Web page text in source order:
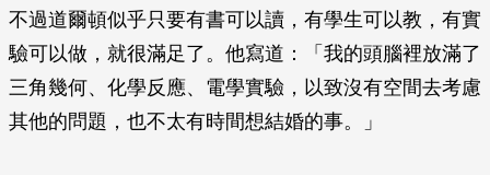
不過道爾頓似乎只要有書可以讀，有學生可以教，有實
驗可以做，就很滿足了。他寫道：「我的頭腦裡放滿了
三角幾何、化學反應、電學實驗，以致沒有空間去考慮
其他的問題，也不太有時間想結婚的事。」